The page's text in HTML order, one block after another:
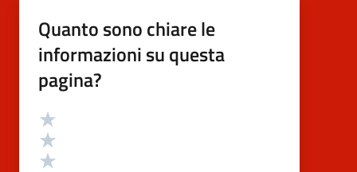
Quanto sono chiare le
informazioni su questa
pagina?
Valutazione